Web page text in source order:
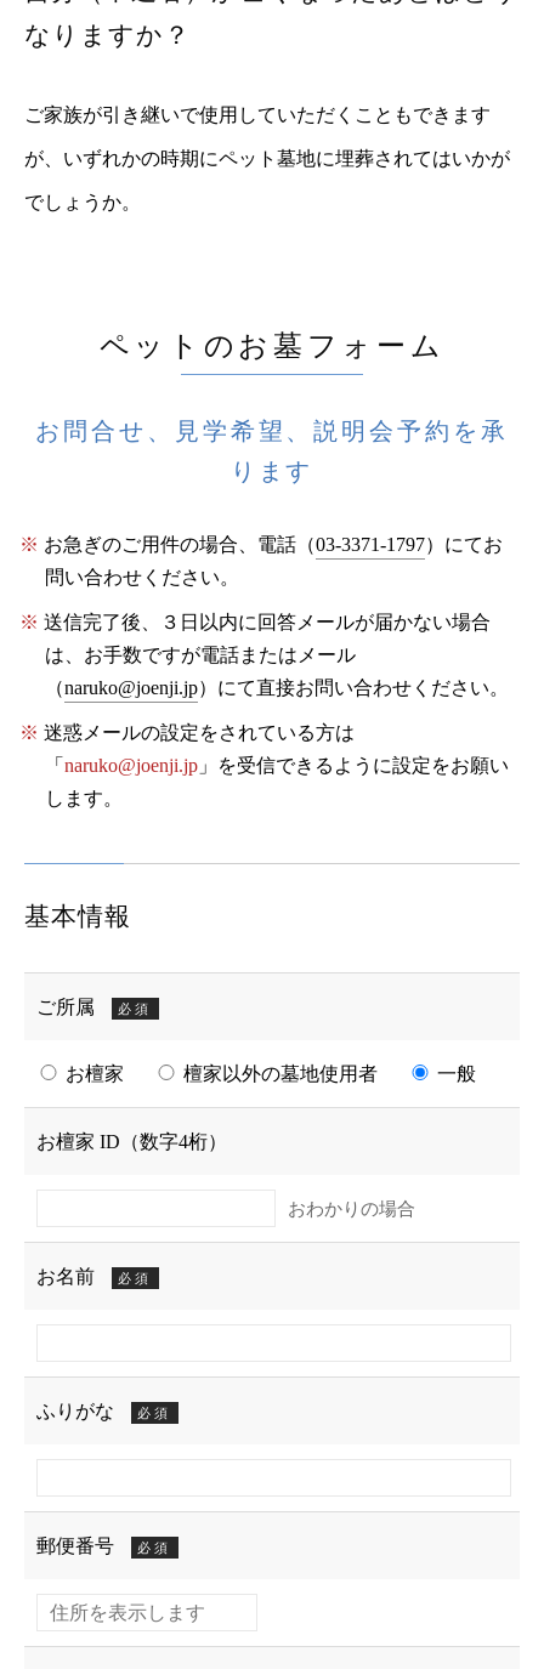
なりますか？
ご家族が引き継いで使用していただくこともできます
が、いずれかの時期にペット墓地に埋葬されてはいかが
でしょうか。
ペットのお墓フォーム
お問合せ、見学希望、説明会予約を承
ります
お急ぎのご用件の場合、電話（03-3371-1797）にてお
問い合わせください。
送信完了後、３日以内に回答メールが届かない場合
は、お手数ですが電話またはメール
（naruko@joenji.jp）にて直接お問い合わせください。
迷惑メールの設定をされている方は
「 naruko@joenji.jp」を受信できるように設定をお願い
します。
基本情報
ご所属 必須
お檀家 檀家以外の墓地使用者 一般
お檀家 ID（数字4桁）
おわかりの場合
お名前 必須
ふりがな 必須
郵便番号 必須